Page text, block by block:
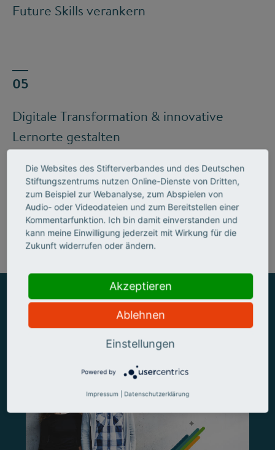
Future Skills verankern
Digitale Transformation & innovative
Lernorte gestalten
Mehr zum Handlungsfeld "Bildung &
Kompetenzen"
ZUSAMMEN MEHR ERREICHEN
Die Websites des Stifterverbandes und des Deutschen
Stiftungszentrums nutzen Online-Dienste von Dritten,
zum Beispiel zur Webanalyse, zum Abspielen von
Audio- oder Videodateien und zum Bereitstellen einer
Kommentarfunktion. Ich bin damit einverstanden und
kann meine Einwilligung jederzeit mit Wirkung für die
Zukunft widerrufen oder ändern.
Akzeptieren
Ablehnen
Einstellungen
Powered by
Impressum Datenschutzerklärung